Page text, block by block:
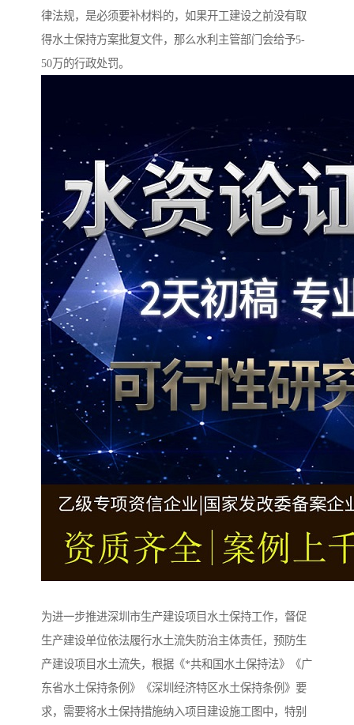
律法规，是必须要补材料的，如果开工建设之前没有取
得水土保持方案批复文件，那么水利主管部门会给予5-
50万的行政处罚。
为进一步推进深圳市生产建设项目水土保持工作，督促
生产建设单位依法履行水土流失防治主体责任，预防生
产建设项目水土流失，根据《*共和国水土保持法》《广
东省水土保持条例》《深圳经济特区水土保持条例》要
求，需要将水土保持措施纳入项目建设施工图中，特别